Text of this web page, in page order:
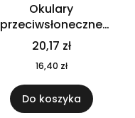
Okulary
przeciwsłoneczne
CALIFORNIA TOUCH
MO9617-10
20,17 zł
16,40 zł
Do koszyka